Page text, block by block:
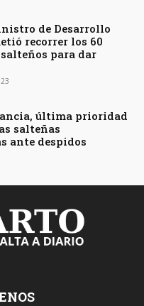
de Desarrollo
recorrer los 60
para dar
última prioridad
salteñas
ante despidos